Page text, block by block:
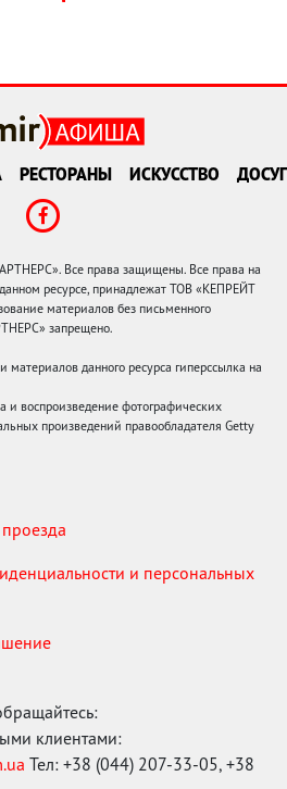
РЕСТОРАНЫ ИСКУССТВО ДОСУГ
Все права защищены. Все права на
ресурсе, принадлежат ТОВ «КЕПРЕЙТ
материалов без письменного
запрещено.
данного ресурса гиперссылка на
и воспроизведение фотографических
произведений правообладателя Getty
и персональных
клиентами:
Тел: +38 (044) 207-33-05, +38